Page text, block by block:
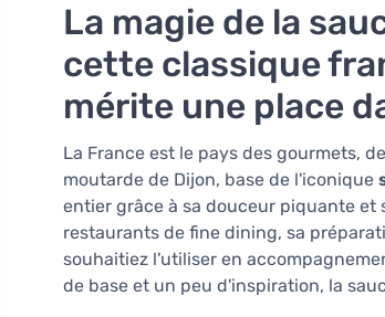
La magie de la
cette classique
mérite une place
La France est le pays des gourmets,
moutarde de Dijon, base de l'iconique
entier grâce à sa douceur piquante et
restaurants de fine dining, sa
souhaitiez l'utiliser en
de base et un peu d'inspiration, la